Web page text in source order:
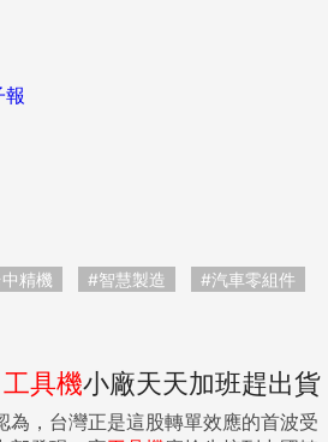
報
精機 #智慧製造 #汽車零組件
工具機小廠天天加班趕出貨
為，台灣正是這股轉單效應的首波受